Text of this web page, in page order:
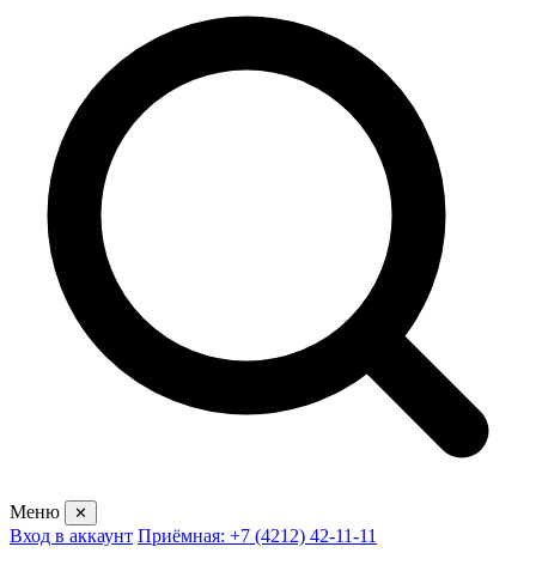
Меню ✕
Вход в аккаунт Приёмная: +7 (4212) 42-11-11